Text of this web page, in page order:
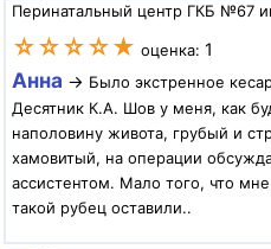
Перинатальный центр ГКБ №67
☆☆☆☆★ оценка: 1
Анна → Было экстренное
Десятник К.А. Шов у меня, как
наполовину живота, грубый и
хамовитый, на операции
ассистентом. Мало того, что
такой рубец оставили..